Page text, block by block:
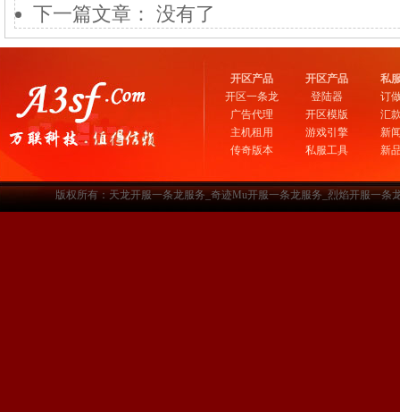
下一篇文章： 没有了
开区产品
开区一条龙
广告代理
主机租用
传奇版本
开区产品
登陆器
开区模版
游戏引擎
私服工具
私
订
汇
新
新
版权所有：天龙开服一条龙服务_奇迹Mu开服一条龙服务_烈焰开服一条